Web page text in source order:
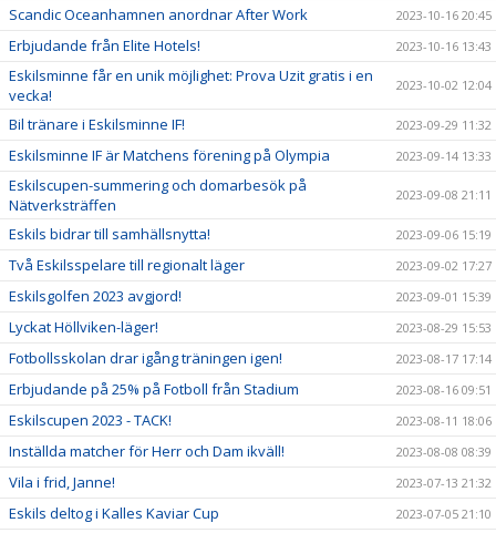
Scandic Oceanhamnen anordnar After Work 2023-10-16 20:45
Erbjudande från Elite Hotels! 2023-10-16 13:43
Eskilsminne får en unik möjlighet: Prova Uzit gratis i en
vecka!
2023-10-02 12:04
Bil tränare i Eskilsminne IF! 2023-09-29 11:32
Eskilsminne IF är Matchens förening på Olympia 2023-09-14 13:33
Eskilscupen-summering och domarbesök på
Nätverksträffen
2023-09-08 21:11
Eskils bidrar till samhällsnytta! 2023-09-06 15:19
Två Eskilsspelare till regionalt läger 2023-09-02 17:27
Eskilsgolfen 2023 avgjord! 2023-09-01 15:39
Lyckat Höllviken-läger! 2023-08-29 15:53
Fotbollsskolan drar igång träningen igen! 2023-08-17 17:14
Erbjudande på 25% på Fotboll från Stadium 2023-08-16 09:51
Eskilscupen 2023 - TACK! 2023-08-11 18:06
Inställda matcher för Herr och Dam ikväll! 2023-08-08 08:39
Vila i frid, Janne! 2023-07-13 21:32
Eskils deltog i Kalles Kaviar Cup 2023-07-05 21:10